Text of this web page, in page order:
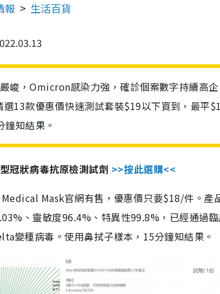
報 生活百貨
峻，Omicron感染力強，確診個案數字持續高
選13款優惠價快速測試套裝$19以下買到，最平
鐘知結果。
冠狀病毒抗原檢測試劑 >>按此選購<<
Mask官網有售，優惠價只要$18/件。產
、靈敏度96.4%、特異性99.8%，已經通過
變種病毒。使用鼻拭子樣本，15分鐘知結果。